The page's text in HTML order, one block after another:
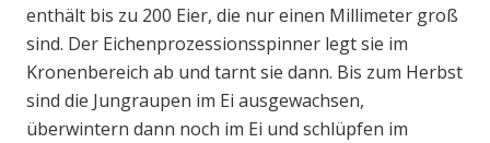
enthält bis zu 200 Eier, die nur einen Millimeter groß
sind. Der Eichenprozessionsspinner legt sie im
Kronenbereich ab und tarnt sie dann. Bis zum Herbst
sind die Jungraupen im Ei ausgewachsen,
überwintern dann noch im Ei und schlüpfen im